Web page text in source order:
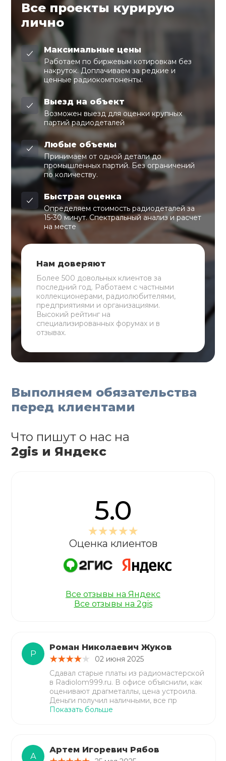
Все проекты курирую
лично
Максимальные цены
Работаем по биржевым котировкам без
накруток. Доплачиваем за редкие и
ценные радиокомпоненты.
Выезд на объект
Возможен выезд для оценки крупных
партий радиодеталей
Любые объемы
Принимаем от одной детали до
промышленных партий. Без ограничений
по количеству.
Быстрая оценка
Определяем стоимость радиодеталей за
15-30 минут. Спектральный анализ и расчет
на месте
Нам доверяют
Более 500 довольных клиентов за
последний год. Работаем с частными
коллекционерами, радиолюбителями,
предприятиями и организациями.
Высокий рейтинг на
специализированных форумах и в
отзывах.
Выполняем обязательства
перед клиентами
Р
Роман Николаевич Жуков
02 июня 2025
Сдавал старые платы из радиомастерской
в Radiolom999.ru. В офисе объяснили, как
оценивают драгметаллы, цена устроила.
Деньги получил наличными, все пр
Показать больше
А
Артем Игоревич Рябов
Что пишут о нас на
2gis и Яндекс
5.0
Оценка клиентов
Все отзывы на Яндекс
Все отзывы на 2gis